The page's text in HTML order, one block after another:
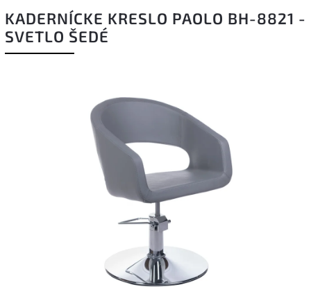
KADERNÍCKE KRESLO PAOLO BH-8821 -
SVETLO ŠEDÉ